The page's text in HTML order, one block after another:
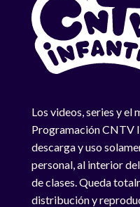
Los videos, series y
Programación CNTV
descarga y uso
personal, al interior
de clases. Queda
distribución y